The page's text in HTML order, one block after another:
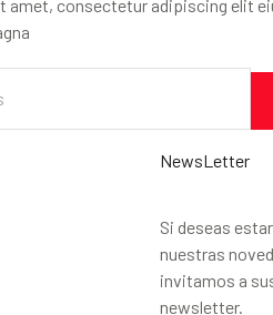
amet, consectetur adipiscing elit
NewsLetter
Si deseas
nuestras
invitamos a
newsletter.